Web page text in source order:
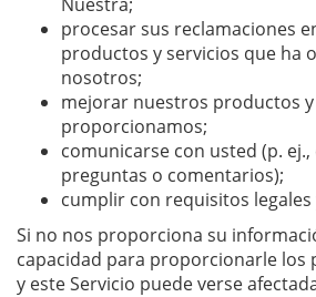
procesar sus reclamaciones
productos y servicios que ha
nosotros;
mejorar nuestros productos
proporcionamos;
comunicarse con usted (p.
preguntas o comentarios);
cumplir con requisitos
Si no nos proporciona su
capacidad para proporcionarle los
y este Servicio puede verse